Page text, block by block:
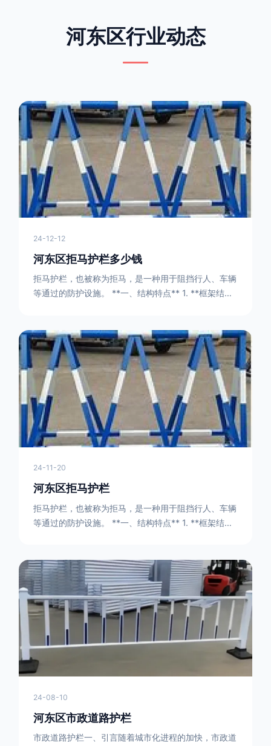
河东区行业动态
24-12-12
河东区拒马护栏多少钱
拒马护栏，也被称为拒马，是一种用于阻挡行人、车辆
等通过的防护设施。 **一、结构特点** 1. **框架结构
方形的框架组合。这些框架相互连接，形成一个稳定的
结构，能够承受一定的冲击力。例如，在一些临时交通
管制的现场，三角形框架的拒马护栏可以很方便地拼接
在一起，像一个个小的三角锥形状的结构单
24-11-20
河东区拒马护栏
拒马护栏，也被称为拒马，是一种用于阻挡行人、车辆
等通过的防护设施。 **一、结构特点** 1. **框架结构
方形的框架组合。这些框架相互连接，形成一个稳定的
结构，能够承受一定的冲击力。例如，在一些临时交通
管制的现场，三角形框架的拒马护栏可以很方便地拼接
在一起，像一个个小的三角锥形状的结构单
24-08-10
河东区市政道路护栏
市政道路护栏一、引言随着城市化进程的加快，市政道